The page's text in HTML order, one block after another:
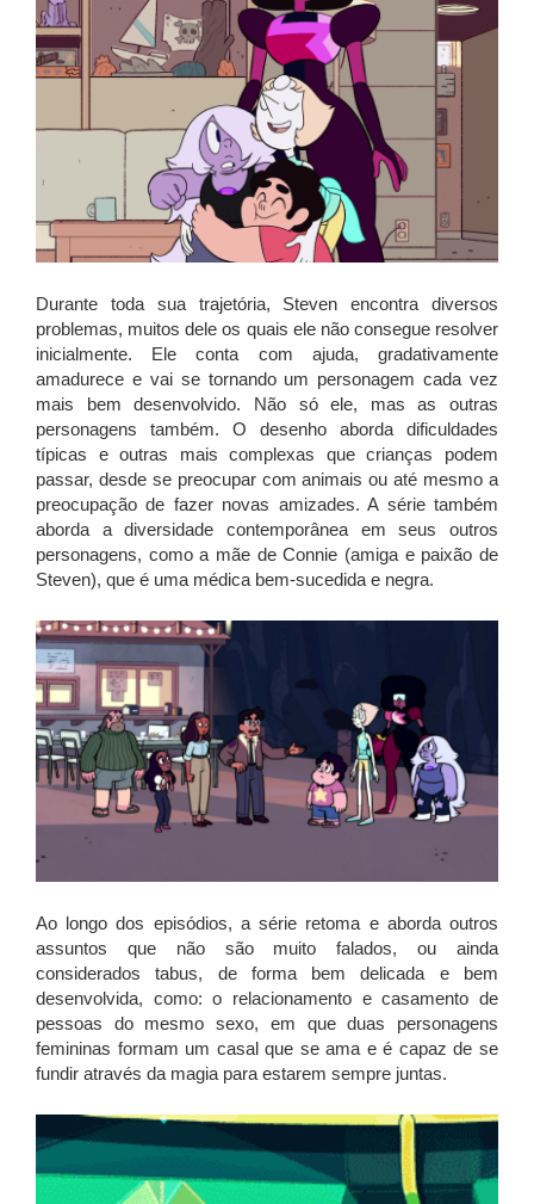
Durante toda sua trajetória, Steven encontra diversos
problemas, muitos dele os quais ele não consegue resolver
inicialmente. Ele conta com ajuda, gradativamente
amadurece e vai se tornando um personagem cada vez
mais bem desenvolvido. Não só ele, mas as outras
personagens também. O desenho aborda dificuldades
típicas e outras mais complexas que crianças podem
passar, desde se preocupar com animais ou até mesmo a
preocupação de fazer novas amizades. A série também
aborda a diversidade contemporânea em seus outros
personagens, como a mãe de Connie (amiga e paixão de
Steven), que é uma médica bem-sucedida e negra.
Ao longo dos episódios, a série retoma e aborda outros
assuntos que não são muito falados, ou ainda
considerados tabus, de forma bem delicada e bem
desenvolvida, como: o relacionamento e casamento de
pessoas do mesmo sexo, em que duas personagens
femininas formam um casal que se ama e é capaz de se
fundir através da magia para estarem sempre juntas.